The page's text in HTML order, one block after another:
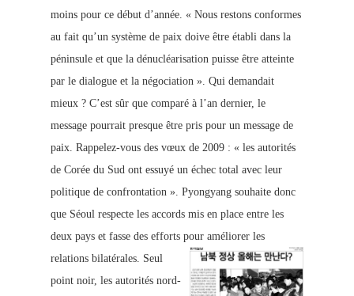
moins pour ce début d’année. « Nous restons conformes
au fait qu’un système de paix doive être établi dans la
péninsule et que la dénucléarisation puisse être atteinte
par le dialogue et la négociation ». Qui demandait
mieux ? C’est sûr que comparé à l’an dernier, le
message pourrait presque être pris pour un message de
paix. Rappelez-vous des vœux de 2009 : « les autorités
de Corée du Sud ont essuyé un échec total avec leur
politique de confrontation ». Pyongyang souhaite donc
que Séoul respecte les accords mis en place entre les
deux pays et fasse des efforts pour améliorer les
relations bilatérales. Seul
point noir, les autorités nord-